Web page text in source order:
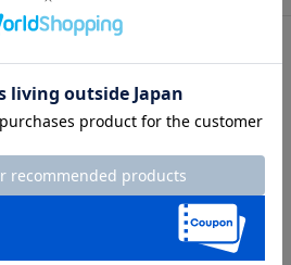
レビュー